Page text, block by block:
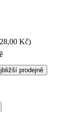
Kč)
prodejně